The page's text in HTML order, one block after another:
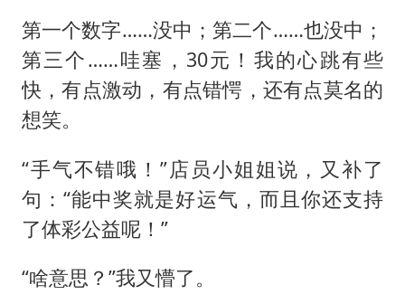
第一个数字……没中；第二个……也没中；
第三个……哇塞，30元！我的心跳有些
快，有点激动，有点错愕，还有点莫名的
想笑。
“手气不错哦！”店员小姐姐说，又补了
句：“能中奖就是好运气，而且你还支持
了体彩公益呢！”
“啥意思？”我又懵了。